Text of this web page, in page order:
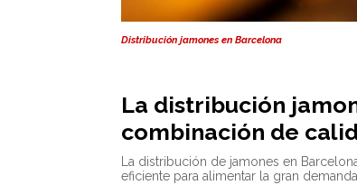
Distribución jamones en Barcelona
La distribución
combinación de
La distribución de jamones en
eficiente para alimentar la gran